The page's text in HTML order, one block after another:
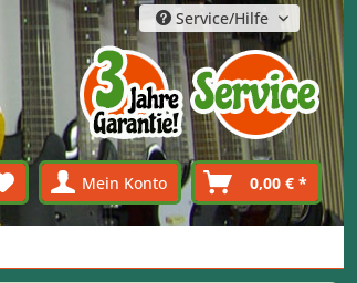
Service/Hilfe
Mein Konto 0,00 € *